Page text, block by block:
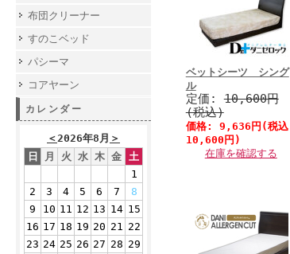
布団クリーナー
すのこベッド
パシーマ
コアヤーン
カレンダー
＜2026年8月 ＞
日
月 火 水 木 金 土
1
2
3 4 5 6 7
8
9
10 11 12 13 14 15
16 17 18 19 20 21 22
23 24 25 26 27 28 29
ベットシーツ シング
ル
定価:10,600円
(税込)
価格: 9,636円 (税込
10,600円)
在庫を確認する